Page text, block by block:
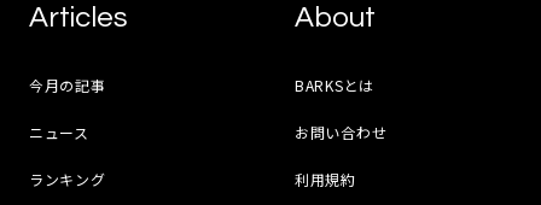
Articles
今月の記事
ニュース
ランキング
About
BARKSとは
お問い合わせ
利用規約